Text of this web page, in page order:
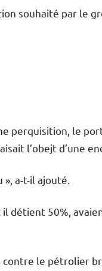
souhaité par le
perquisition, le
l’obejt d’une
a-t-il ajouté.
il détient 50%,
le pétrolier